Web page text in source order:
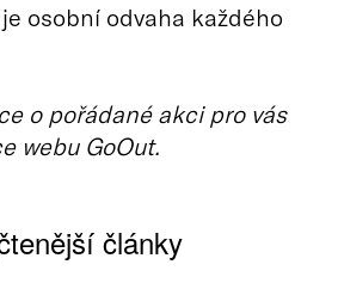
osobní odvaha každého
o pořádané akci pro vás
webu GoOut.
články